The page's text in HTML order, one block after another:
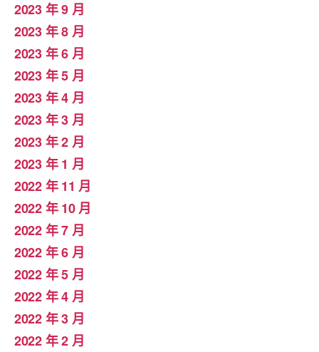
2023 年 9 月
2023 年 8 月
2023 年 6 月
2023 年 5 月
2023 年 4 月
2023 年 3 月
2023 年 2 月
2023 年 1 月
2022 年 11 月
2022 年 10 月
2022 年 7 月
2022 年 6 月
2022 年 5 月
2022 年 4 月
2022 年 3 月
2022 年 2 月